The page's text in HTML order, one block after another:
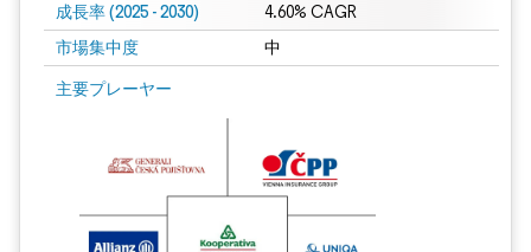
成長率 (2025 - 2030) 4.60% CAGR
市場集中度 中
主要プレーヤー
画像 © Mordor Intelligence。再利用にはCC BY 4.0の表示が必要です。